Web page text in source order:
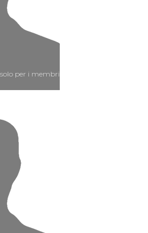
per i membri